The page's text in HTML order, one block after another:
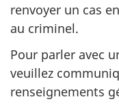
renvoyer un cas
au criminel.
Pour parler avec
veuillez
renseignements